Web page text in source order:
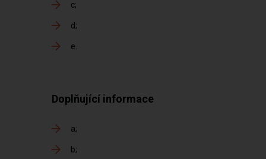
c
d
e
Doplňující informace
a
b